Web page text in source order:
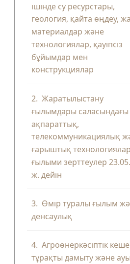
ішінде су ресурстары,
геология, қайта өңдеу,
материалдар және
технологиялар, қауіпсіз
бұйымдар мен
конструкциялар
2.Жаратылыстану
ғылымдары саласындағы
ақпараттық,
телекоммуникациялық
ғарыштық
ғылыми зерттеулер
ж. дейін
3. Өмір туралы ғылым
денсаулық
4.Агроөнеркәсіптік
тұрақты дамыту және